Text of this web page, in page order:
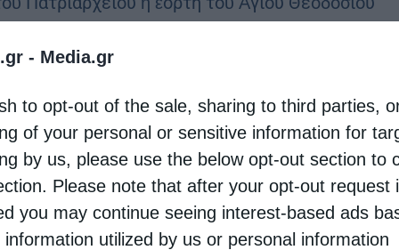
- Media.gr
to opt-out of the sale, sharing to third parties,
of your personal or sensitive information for
by us, please use the below opt-out section to
Please note that after your opt-out request
you may continue seeing interest-based ads
information utilized by us or personal information
τήν κειμένην εἰς τήν ἔρημον τῆς Ἰουδαίας
…
Πατριαρχεία
Σινά Συμεών: Να καλλιεργήσουμε την